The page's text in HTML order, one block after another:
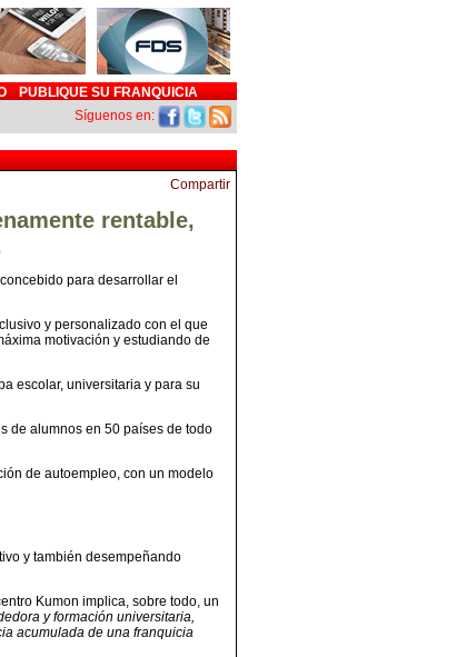
PUBLIQUE SU FRANQUICIA
Síguenos en:
rentable,
para desarrollar el
y personalizado con el que
motivación y estudiando de
escolar, universitaria y para su
de alumnos en 50 países de todo
de autoempleo, con un modelo
y también desempeñando
Kumon implica, sobre todo, un
y formación universitaria,
acumulada de una franquicia